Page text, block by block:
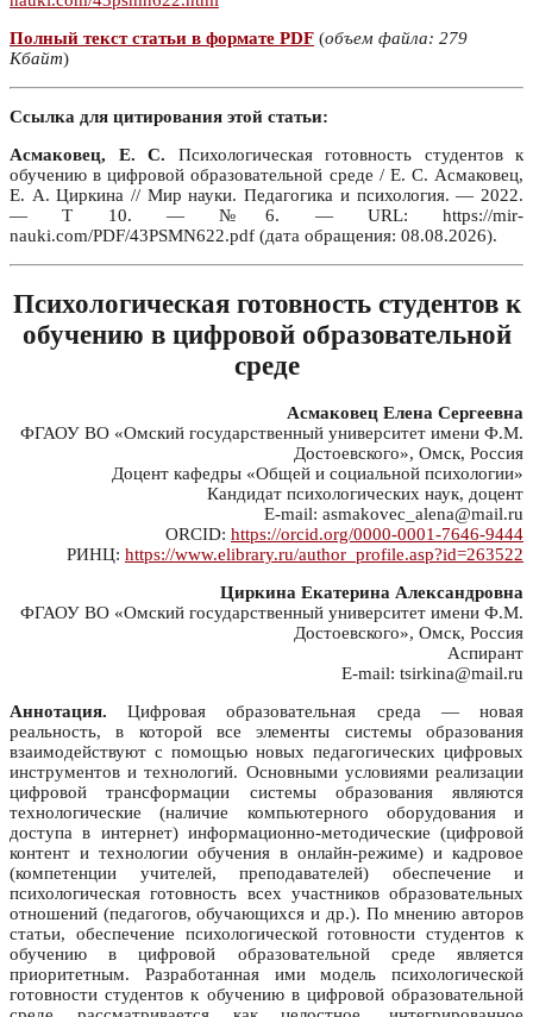
Полный текст статьи в формате PDF (объем файла: 279
Кбайт)
Ссылка для цитирования этой статьи:
Асмаковец, Е. С. Психологическая готовность студентов к
обучению в цифровой образовательной среде / Е. С. Асмаковец,
Е. А. Циркина // Мир науки. Педагогика и психология. — 2022.
— Т 10. — №6. — URL: https://mir-
nauki.com/PDF/43PSMN622.pdf (дата обращения: 08.08.2026).
Психологическая готовность студентов к
обучению в цифровой образовательной
среде
Асмаковец Елена Сергеевна
ФГАОУ ВО «Омский государственный университет имени Ф.М.
Достоевского», Омск, Россия
Доцент кафедры «Общей и социальной психологии»
Кандидат психологических наук, доцент
E-mail: asmakovec_alena@mail.ru
ORCID: https://orcid.org/0000-0001-7646-9444
РИНЦ: https://www.elibrary.ru/author_profile.asp?id=263522
Циркина Екатерина Александровна
ФГАОУ ВО «Омский государственный университет имени Ф.М.
Достоевского», Омск, Россия
Аспирант
E-mail: tsirkina@mail.ru
Аннотация. Цифровая образовательная среда — новая
реальность, в которой все элементы системы образования
взаимодействуют с помощью новых педагогических цифровых
инструментов и технологий. Основными условиями реализации
цифровой трансформации системы образования являются
технологические (наличие компьютерного оборудования и
доступа в интернет) информационно-методические (цифровой
контент и технологии обучения в онлайн-режиме) и кадровое
(компетенции учителей, преподавателей) обеспечение и
психологическая готовность всех участников образовательных
отношений (педагогов, обучающихся и др.). По мнению авторов
статьи, обеспечение психологической готовности студентов к
обучению в цифровой образовательной среде является
приоритетным. Разработанная ими модель психологической
готовности студентов к обучению в цифровой образовательной